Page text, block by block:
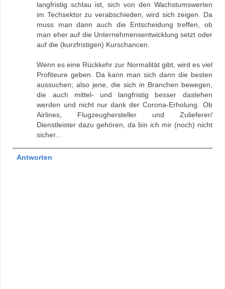
langfristig schlau ist, sich von den Wachstumswerten
im Techsektor zu verabschieden, wird sich zeigen. Da
muss man dann auch die Entscheidung treffen, ob
man eher auf die Unternehmensentwicklung setzt oder
auf die (kurzfristigen) Kurschancen.
Wenn es eine Rückkehr zur Normalität gibt, wird es viel
Profiteure geben. Da kann man sich dann die besten
aussuchen; also jene, die sich in Branchen bewegen,
die auch mittel- und langfristig besser dastehen
werden und nicht nur dank der Corona-Erholung. Ob
Airlines, Flugzeughersteller und Zulieferer/
Dienstleister dazu gehören, da bin ich mir (noch) nicht
sicher...
Antworten